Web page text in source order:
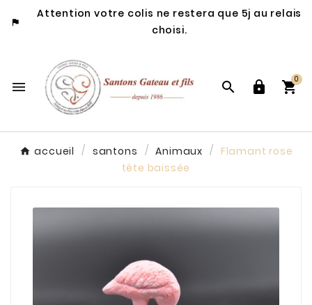

Attention votre colis ne restera que 5j au relais
choisi.
   
0
accueil santons Animaux
Flamant rose
tête baissée